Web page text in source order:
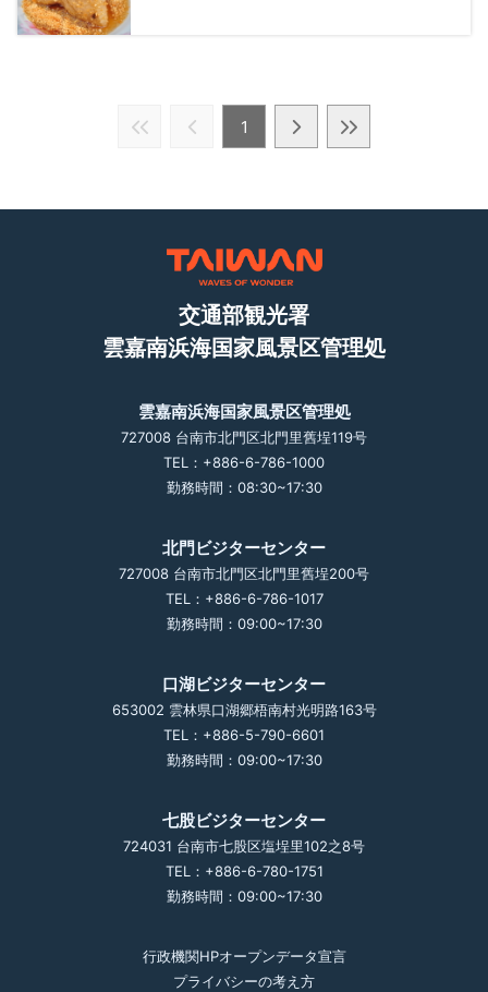
1
交通部観光署
雲嘉南浜海国家風景区管理処
雲嘉南浜海国家風景区管理処
727008 台南市北門区北門里舊埕119号
TEL：+886-6-786-1000
勤務時間：08:30~17:30
北門ビジターセンター
727008 台南市北門区北門里舊埕200号
TEL：+886-6-786-1017
勤務時間：09:00~17:30
口湖ビジターセンター
653002 雲林県口湖郷梧南村光明路163号
TEL：+886-5-790-6601
勤務時間：09:00~17:30
七股ビジターセンター
724031 台南市七股区塩埕里102之8号
TEL：+886-6-780-1751
勤務時間：09:00~17:30
行政機関HPオープンデータ宣言
プライバシーの考え方